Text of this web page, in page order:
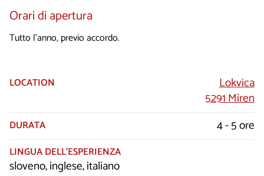
Orari di apertura
Tutto l'anno, previo accordo.
LOCATION
Lokvica
5291 Miren
DURATA 4 - 5 ore
LINGUA DELL’ESPERIENZA
sloveno, inglese, italiano